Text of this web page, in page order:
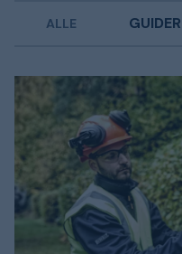
ALLE GUIDER